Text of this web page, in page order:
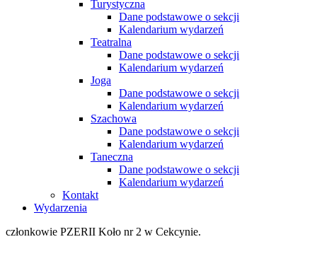
Turystyczna
Dane podstawowe o sekcji
Kalendarium wydarzeń
Teatralna
Dane podstawowe o sekcji
Kalendarium wydarzeń
Joga
Dane podstawowe o sekcji
Kalendarium wydarzeń
Szachowa
Dane podstawowe o sekcji
Kalendarium wydarzeń
Taneczna
Dane podstawowe o sekcji
Kalendarium wydarzeń
Kontakt
Wydarzenia
członkowie PZERII Koło nr 2 w Cekcynie.